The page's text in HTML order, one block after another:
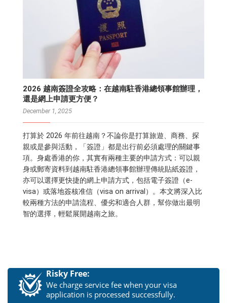
2026 越南簽證全攻略：在越南駐香港總領事館辦理，
還是網上申請更方便？
December 1, 2025
打算於 2026 年前往越南？不論你是打算旅遊、商務、探
親或是參與活動，「簽證」都是出行前必須處理的關鍵事
項。身處香港的你，其實有兩種主要的申請方式：可以親
身或郵寄資料到越南駐香港總領事館辦理傳統貼紙簽證，
亦可以選擇更快捷的網上申請方式，包括電子簽證（e-
visa）或落地簽核准信（visa on arrival）。本文將深入比
較兩種方法的申請流程、優劣和適合人群，幫你做出最明
智的選擇，輕鬆展開越南之旅。
Risky Free:
We charge service fee when your visa
application is processed successfully.